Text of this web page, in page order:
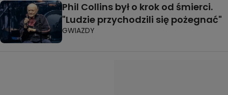
Phil Collins był o krok od śmierci.
"Ludzie przychodzili się pożegnać"
GWIAZDY